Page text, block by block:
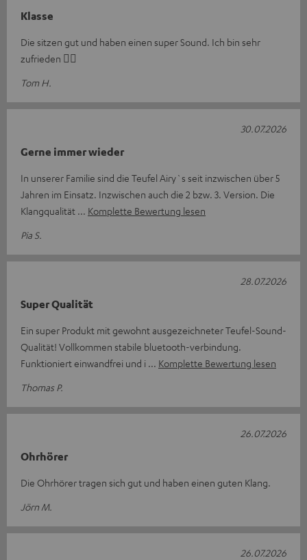
Klasse
Die sitzen gut und haben einen super Sound. Ich bin sehr
zufrieden 👍🏻
Tom H.
Gerne immer wieder
In unserer Familie sind die Teufel Airy`s seit inzwischen über 5
Jahren im Einsatz. Inzwischen auch die 2 bzw. 3. Version. Die
Klangqualität
Komplette Bewertung lesen
Pia S.
30.07.2026
Super Qualität
Ein super Produkt mit gewohnt ausgezeichneter Teufel-Sound-
Qualität! Vollkommen stabile bluetooth-verbindung.
Funktioniert einwandfrei und i
Komplette Bewertung lesen
Thomas P.
28.07.2026
Ohrhörer
Die Ohrhörer tragen sich gut und haben einen guten Klang.
Jörn M.
26.07.2026
26.07.2026